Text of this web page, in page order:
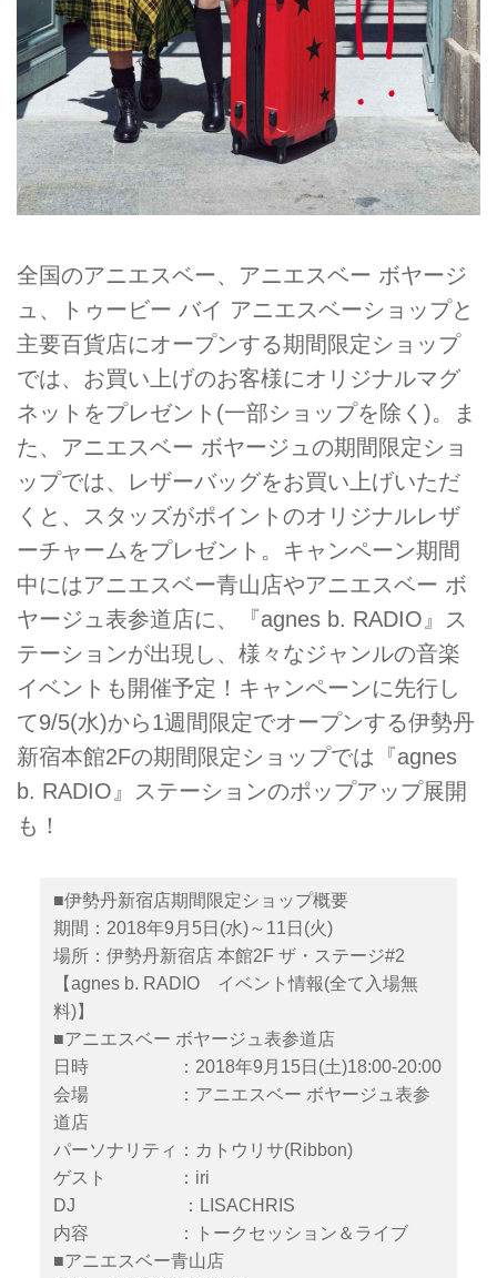
全国のアニエスベー、アニエスベー ボヤージ
ュ、トゥービー バイ アニエスベーショップと
主要百貨店にオープンする期間限定ショップ
では、お買い上げのお客様にオリジナルマグ
ネットをプレゼント(一部ショップを除く)。ま
た、アニエスベー ボヤージュの期間限定ショ
ップでは、レザーバッグをお買い上げいただ
くと、スタッズがポイントのオリジナルレザ
ーチャームをプレゼント。キャンペーン期間
中にはアニエスベー青山店やアニエスベー ボ
ヤージュ表参道店に、『agnes b. RADIO』ス
テーションが出現し、様々なジャンルの音楽
イベントも開催予定！キャンペーンに先行し
て9/5(水)から1週間限定でオープンする伊勢丹
新宿本館2Fの期間限定ショップでは『agnes
b. RADIO』ステーションのポップアップ展開
も！
■伊勢丹新宿店期間限定ショップ概要
期間：2018年9月5日(水)～11日(火)
場所：伊勢丹新宿店 本館2F ザ・ステージ#2
【agnes b. RADIO イベント情報(全て入場無
料)】
■アニエスベー ボヤージュ表参道店
日時 ：2018年9月15日(土)18:00-20:00
会場 ：アニエスベー ボヤージュ表参
道店
パーソナリティ：カトウリサ(Ribbon)
ゲスト ：iri
DJ ：LISACHRIS
内容 ：トークセッション＆ライブ
■アニエスベー青山店